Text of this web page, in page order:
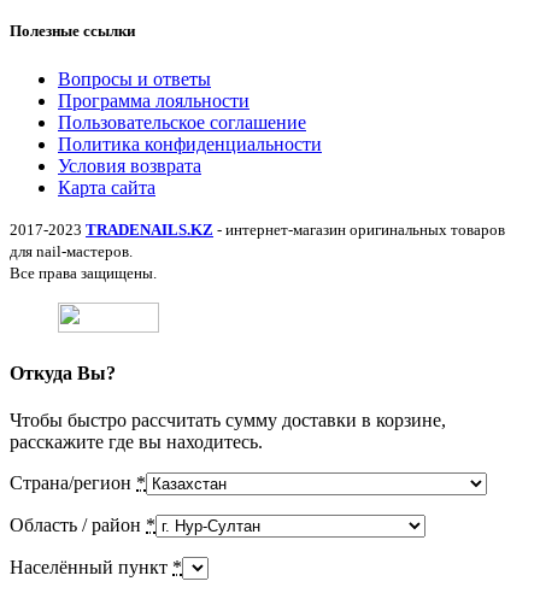
Полезные ссылки
Вопросы и ответы
Программа лояльности
Пользовательское соглашение
Политика конфиденциальности
Условия возврата
Карта сайта
2017-2023 TRADENAILS.KZ - интернет-магазин оригинальных товаров
для nail-мастеров.
Все права защищены.
Откуда Вы?
Чтобы быстро рассчитать сумму доставки в корзине,
расскажите где вы находитесь.
Страна/регион *
Область / район *
Населённый пункт *